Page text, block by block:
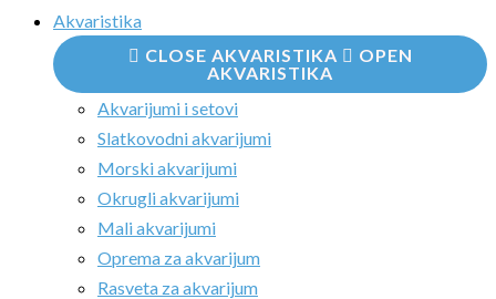
Akvaristika
CLOSE AKVARISTIKA
OPEN
AKVARISTIKA
Akvarijumi i setovi
Slatkovodni akvarijumi
Morski akvarijumi
Okrugli akvarijumi
Mali akvarijumi
Oprema za akvarijum
Rasveta za akvarijum